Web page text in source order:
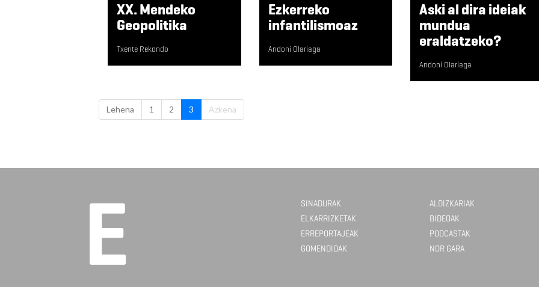
XX. Mendeko
Geopolitika
Txente Rekondo
Ezkerreko
infantilismoaz
Andoni Olariaga
Aski al dira ideiak
mundua
eraldatzeko?
Andoni Olariaga
Lehena 1 2 3 Azkena
SINADURAK
ELKARRIZKETAK
ERREPORTAJEAK
GOMENDIOAK
ALDIZKARIAK
BIDEOAK
PODCASTAK
NOR GARA